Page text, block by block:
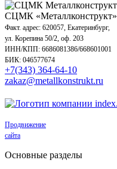
СЦМК «Металлконструкт»
Факт. адрес: 620057, Екатеринбург,
ул. Корепина 50/2, оф. 203
ИНН/КПП: 6686081386/668601001
БИК: 046577674
+7(343) 364-64-10
zakaz@metallkonstrukt.ru
Продвижение
сайта
Основные разделы